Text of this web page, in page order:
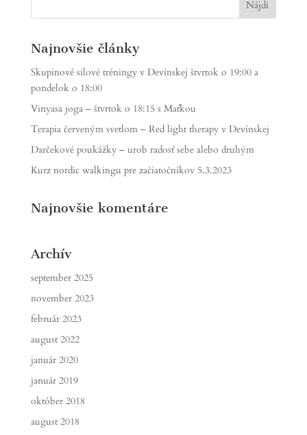
Najnovšie články
Skupinové silové tréningy v Devínskej štvrtok o 19:00 a
pondelok o 18:00
Vinyasa joga – štvrtok o 18:15 s Maťkou
Terapia červeným svetlom – Red light therapy v Devínskej
Darčekové poukážky – urob radosť sebe alebo druhým
Kurz nordic walkingu pre začiatočníkov 5.3.2023
Najnovšie komentáre
Archív
september 2025
november 2023
február 2023
august 2022
január 2020
január 2019
október 2018
august 2018